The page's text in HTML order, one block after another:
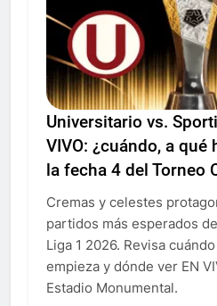
Universitario vs.
VIVO: ¿cuándo, a qué
la fecha 4 del Torneo
Cremas y celestes
partidos más esperados
Liga 1 2026. Revisa
empieza y dónde ver EN
Estadio Monumental.